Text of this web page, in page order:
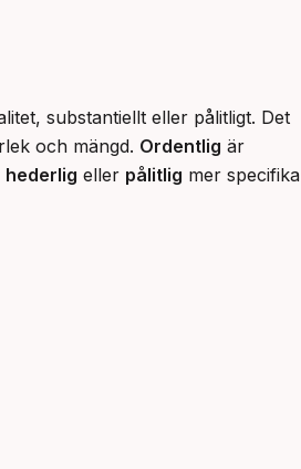
substantiellt eller pålitligt. Det
och mängd. Ordentlig är
hederlig eller pålitlig mer specifika